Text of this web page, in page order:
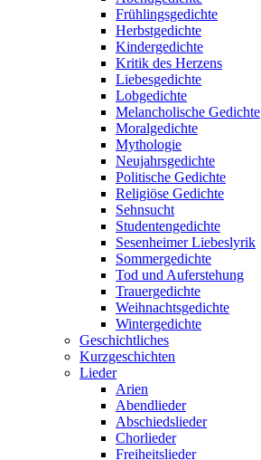
Frühlingsgedichte
Herbstgedichte
Kindergedichte
Kritik des Herzens
Liebesgedichte
Lobgedichte
Melancholische Gedichte
Moralgedichte
Mythologie
Neujahrsgedichte
Politische Gedichte
Religiöse Gedichte
Sehnsucht
Studentengedichte
Sesenheimer Liebeslyrik
Sommergedichte
Tod und Auferstehung
Trauergedichte
Weihnachtsgedichte
Wintergedichte
Geschichtliches
Kurzgeschichten
Lieder
Arien
Abendlieder
Abschiedslieder
Chorlieder
Freiheitslieder